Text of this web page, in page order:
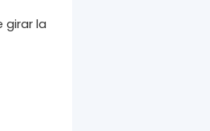
girar la